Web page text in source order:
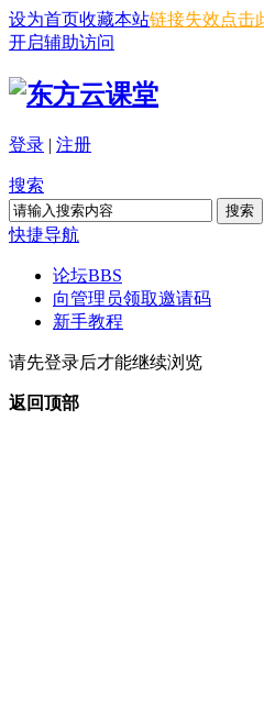
设为首页收藏本站链接失效点击
开启辅助访问
登录 | 注册
搜索
搜索
快捷导航
论坛BBS
向管理员领取邀请码
新手教程
请先登录后才能继续浏览
返回顶部